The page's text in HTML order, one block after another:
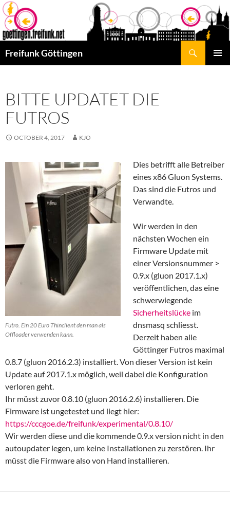
Skip
to
content
Freifunk Göttingen
BITTE UPDATET DIE
FUTROS
OCTOBER 4, 2017 KJO
Futro. Ein 20 Euro Thinclient den man als
Offloader verwenden kann.
Dies betrifft alle Betreiber
eines x86 Gluon Systems.
Das sind die Futros und
Verwandte.
Wir werden in den
nächsten Wochen ein
Firmware Update mit
einer Versionsnummer >
0.9.x (gluon 2017.1.x)
veröffentlichen, das eine
schwerwiegende
Sicherheitslücke im
dnsmasq schliesst.
Derzeit haben alle
Göttinger Futros maximal
0.8.7 (gluon 2016.2.3) installiert. Von dieser Version ist kein
Update auf 2017.1.x möglich, weil dabei die Konfiguration
verloren geht.
Ihr müsst zuvor 0.8.10 (gluon 2016.2.6) installieren. Die
Firmware ist ungetestet und liegt hier:
https://cccgoe.de/freifunk/experimental/0.8.10/
Wir werden diese und die kommende 0.9.x version nicht in den
autoupdater legen, um keine Installationen zu zerstören. Ihr
müsst die Firmware also von Hand installieren.